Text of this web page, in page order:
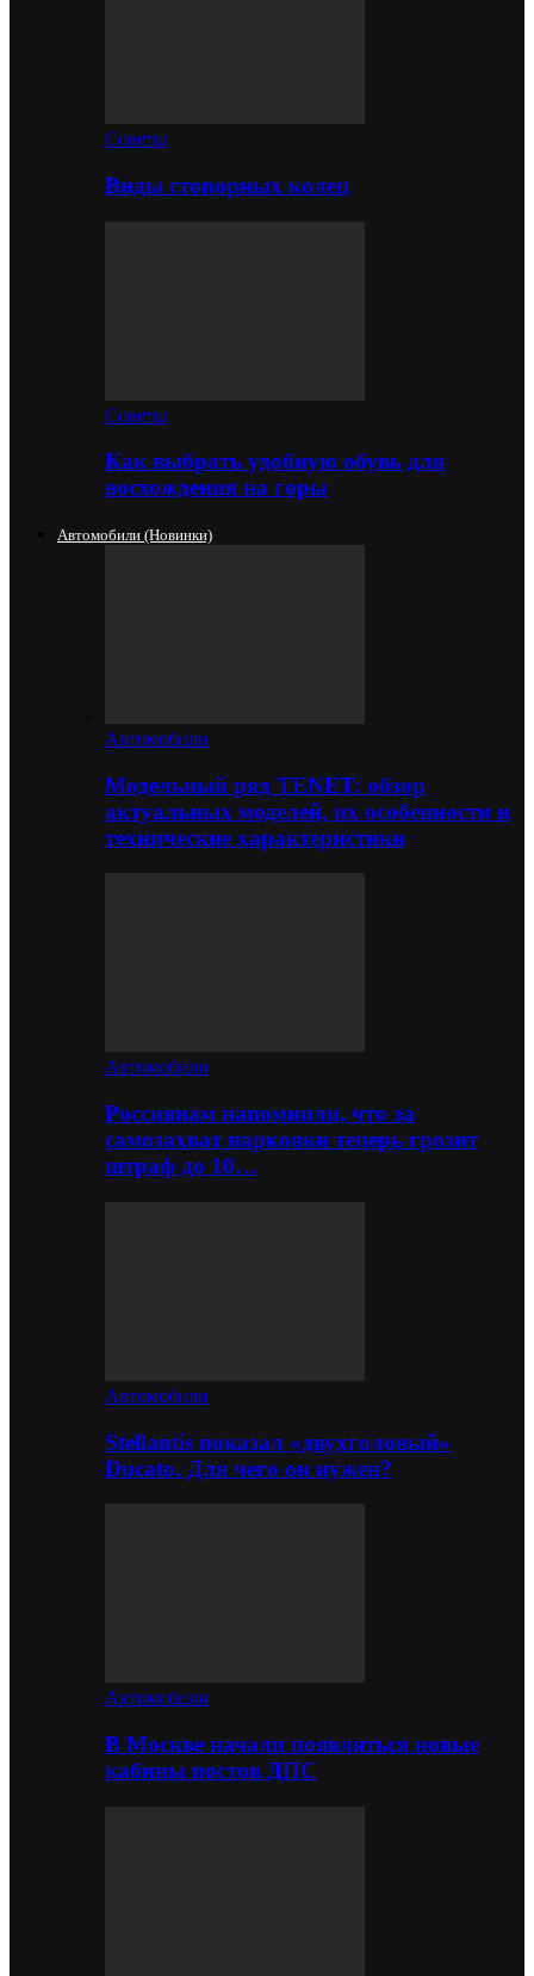
Советы
Виды стопорных колец
Советы
Как выбрать удобную обувь для
восхождения на горы
Автомобили (новинки)
Автомобили
Модельный ряд TENET: обзор
актуальных моделей, их особенности и
технические характеристики
Автомобили
Россиянам напомнили, что за
самозахват парковки теперь грозит
штраф до 10…
Автомобили
Stellantis показал «двухголовый»
Ducato. Для чего он нужен?
Автомобили
В Москве начали появляться новые
кабины постов ДПС